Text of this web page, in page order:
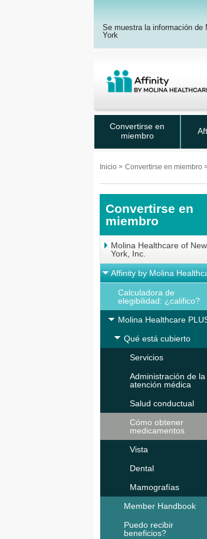
Se muestra la información de
York
Convertirse en
miembro
Inicio > Convertirse en miembro
Convertirse en
miembro
Molina Healthcare of New
York, Inc.
Affinity by Molina
Calculadora de
elegibilidad: ¿califico?
Molina Healthcare
Qué está cubierto
Servicios
Administración de la
atención médica
Salud conductual
Cómo obtener
medicamentos
Vista
Dental
Mamografías
Member Handbook
Puedo recibir
beneficios?